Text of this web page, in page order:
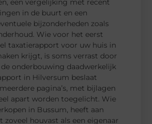
in de buurt en een
bijzonderheden zoals
Wie voor het eerst
taxatierapport voor uw huis in
krijgt, is soms verrast door
onderbouwing daadwerkelijk
in Hilversum beslaat
pagina’s, met bijlagen
apart worden toegelicht. Wie
in Bussum, heeft aan
zoveel houvast als een eigenaar